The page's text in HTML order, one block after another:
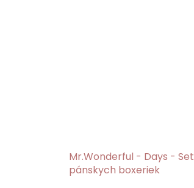
Mr.Wonderful - Days - Set
pánskych boxeriek